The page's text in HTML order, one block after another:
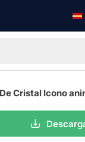
Cristal Icono